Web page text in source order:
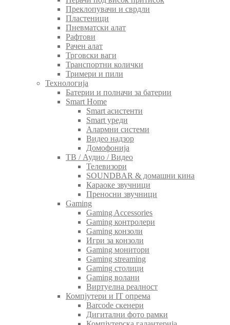
Преклопувачи и сврдли
Пластеници
Пневматски алат
Рафтови
Рачен алат
Трговски ваги
Транспортни колички
Тримери и пили
Технологија
Батерии и полначи за батерии
Smart Home
Smart асистенти
Smart уреди
Алармни системи
Видео надзор
Домофонија
ТВ / Аудио / Видео
Телевизори
SOUNDBAR & домашни кина
Караоке звучници
Преносни звучници
Gaming
Gaming Accessories
Gaming контролери
Gaming конзоли
Игри за конзоли
Gaming монитори
Gaming streaming
Gaming столици
Gaming волани
Виртуелна реалност
Компјутери и IT опрема
Barcode скенери
Дигитални фото рамки